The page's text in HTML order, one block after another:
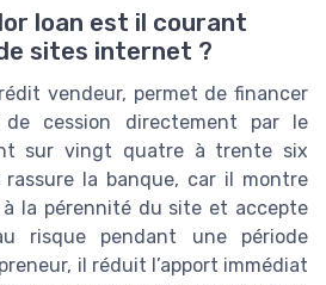
loan est il courant
sites internet ?
vendeur, permet de financer
cession directement par le
sur vingt quatre à trente six
rassure la banque, car il montre
la pérennité du site et accepte
risque pendant une période
il réduit l’apport immédiat